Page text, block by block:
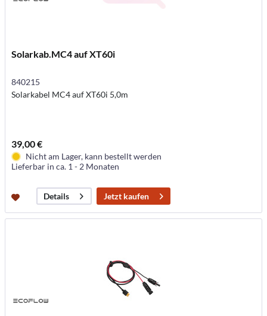
Solarkab.MC4 auf XT60i
840215
Solarkabel MC4 auf XT60i 5,0m
39,00 €
Nicht am Lager, kann bestellt werden
Lieferbar in ca. 1 - 2 Monaten
Details Jetzt kaufen